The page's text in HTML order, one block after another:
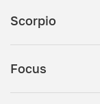
Scorpio
Focus